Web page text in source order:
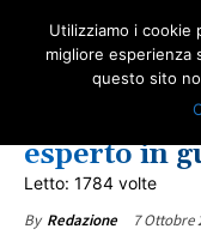
NEWS VITTIME DEL DOVERE
Davide
esperto in
Letto: 1784 volte
By Redazione 7 Ottobre
Utilizziamo i cookie
migliore esperienza
questo sito